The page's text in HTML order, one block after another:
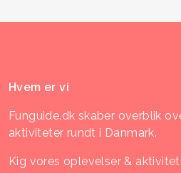
Hvem er vi
Funguide.dk skaber overblik
aktiviteter rundt i Danmark.
Kig vores oplevelser &